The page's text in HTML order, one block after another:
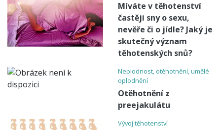
Míváte v těhotenství
častěji sny o sexu,
nevěře či o jídle? Jaký je
skutečný význam
těhotenských snů?
Neplodnost, otěhotnění, umělé
oplodnění
Otěhotnění z
preejakulátu
Vývoj těhotenství